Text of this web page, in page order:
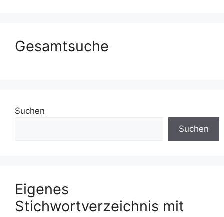
Gesamtsuche
Suchen
Suchen
Eigenes
Stichwortverzeichnis mit